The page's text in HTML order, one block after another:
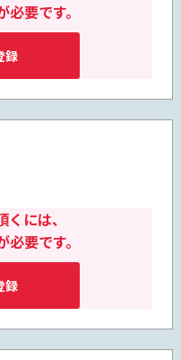
要です。
録
には、
要です。
録